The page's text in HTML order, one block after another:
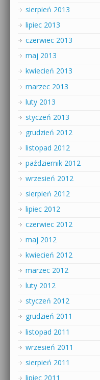
sierpień 2013
lipiec 2013
czerwiec 2013
maj 2013
kwiecień 2013
marzec 2013
luty 2013
styczeń 2013
grudzień 2012
listopad 2012
październik 2012
wrzesień 2012
sierpień 2012
lipiec 2012
czerwiec 2012
maj 2012
kwiecień 2012
marzec 2012
luty 2012
styczeń 2012
grudzień 2011
listopad 2011
wrzesień 2011
sierpień 2011
lipiec 2011